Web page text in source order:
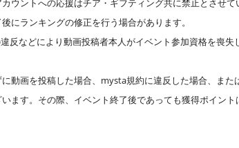
ウントへの応援はチア・ギフティング共に禁止とさせて
にランキングの修正を行う場合があります。
反などにより動画投稿者本人がイベント参加資格を喪
動画を投稿した場合、mysta規約に違反した場合、ま
ます。その際、イベント終了後であっても獲得ポイン